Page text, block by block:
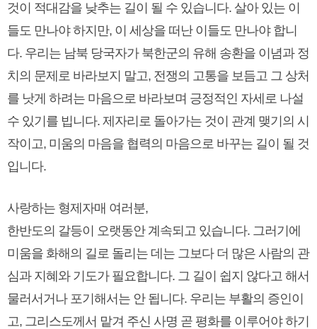
것이 적대감을 낮추는 길이 될 수 있습니다. 살아 있는 이
들도 만나야 하지만, 이 세상을 떠난 이들도 만나야 합니
다. 우리는 남북 당국자가 북한군의 유해 송환을 이념과 정
치의 문제로 바라보지 말고, 전쟁의 고통을 보듬고 그 상처
를 낫게 하려는 마음으로 바라보며 긍정적인 자세로 나설
수 있기를 빕니다. 제자리로 돌아가는 것이 관계 맺기의 시
작이고, 미움의 마음을 협력의 마음으로 바꾸는 길이 될 것
입니다.
사랑하는 형제자매 여러분,
한반도의 갈등이 오랫동안 계속되고 있습니다. 그러기에
미움을 화해의 길로 돌리는 데는 그보다 더 많은 사람의 관
심과 지혜와 기도가 필요합니다. 그 길이 쉽지 않다고 해서
물러서거나 포기해서는 안 됩니다. 우리는 부활의 증인이
고, 그리스도께서 맡겨 주신 사명 곧 평화를 이루어야 하기